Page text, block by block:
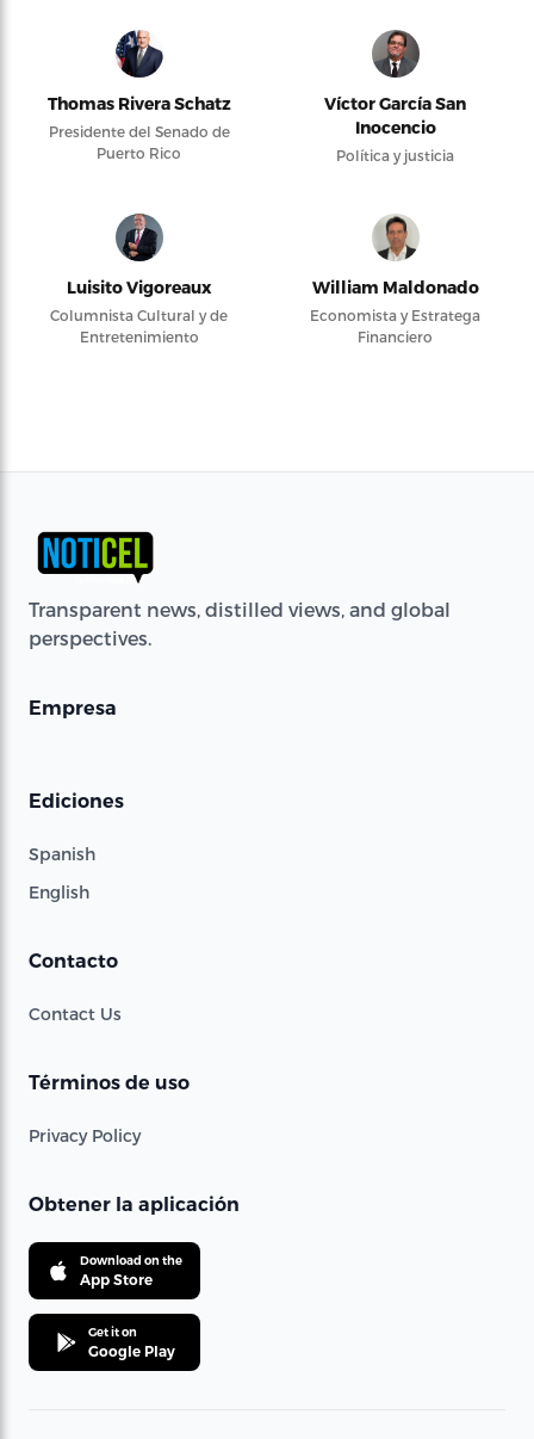
Thomas Rivera Schatz
Presidente del Senado de
Puerto Rico
Víctor García San
Inocencio
Política y justicia
Luisito Vigoreaux
Columnista Cultural y de
Entretenimiento
William Maldonado
Economista y Estratega
Financiero
Transparent news, distilled views, and global
perspectives.
Empresa
Ediciones
Spanish
English
Contacto
Contact Us
Términos de uso
Privacy Policy
Obtener la aplicación
Download on the
App Store
Get it on
Google Play